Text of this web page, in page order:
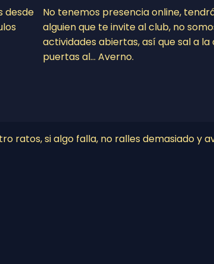
desde
No tenemos presencia online,
alguien que te invite al club, no
actividades abiertas, así que sal a
puertas al… Averno.
ratos, si algo falla, no ralles demasiado y